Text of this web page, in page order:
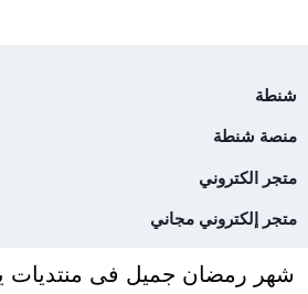
شنطة
منصة شنطة
متجر الكتروني
متجر إلكتروني مجاني
شهر رمضان جميل فى منتديات